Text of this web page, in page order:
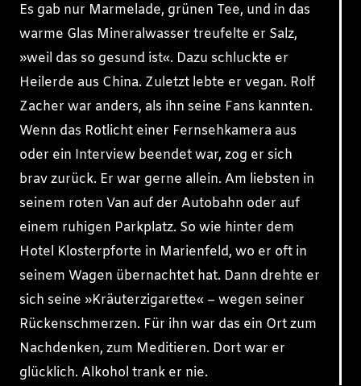
Es gab nur Marmelade, grünen Tee, und in das
warme Glas Mineralwasser treufelte er Salz,
»weil das so gesund ist«. Dazu schluckte er
Heilerde aus China. Zuletzt lebte er vegan. Rolf
Zacher war anders, als ihn seine Fans kannten.
Wenn das Rotlicht einer Fernsehkamera aus
oder ein Interview beendet war, zog er sich
brav zurück. Er war gerne allein. Am liebsten in
seinem roten Van auf der Autobahn oder auf
einem ruhigen Parkplatz. So wie hinter dem
Hotel Klosterpforte in Marienfeld, wo er oft in
seinem Wagen übernachtet hat. Dann drehte er
sich seine »Kräuterzigarette« – wegen seiner
Rückenschmerzen. Für ihn war das ein Ort zum
Nachdenken, zum Meditieren. Dort war er
glücklich. Alkohol trank er nie.